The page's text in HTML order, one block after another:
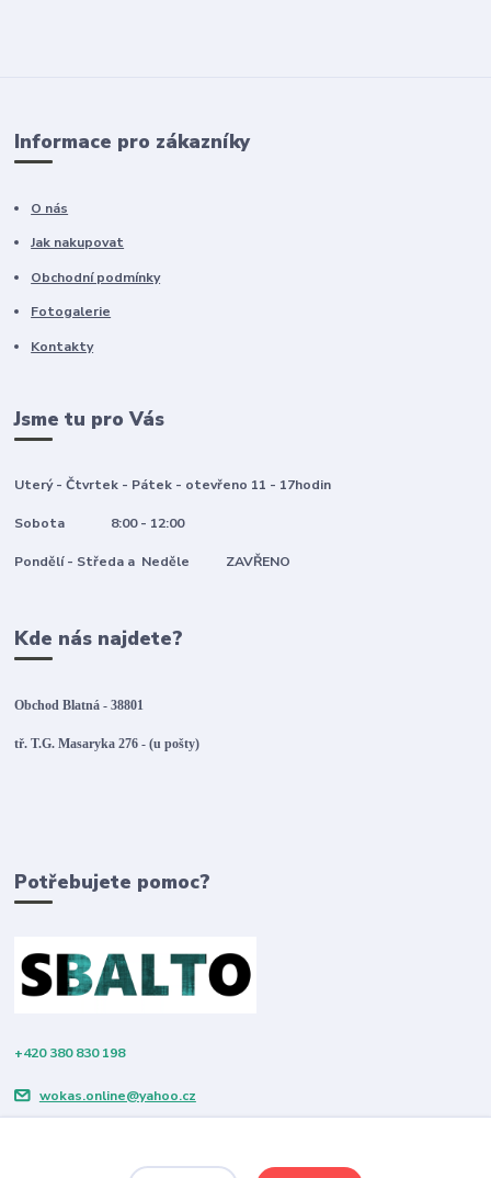
Informace pro zákazníky
O nás
Jak nakupovat
Obchodní podmínky
Fotogalerie
Kontakty
Jsme tu pro Vás
Uterý - Čtvrtek - Pátek - otevřeno 11 - 17hodin
Sobota 8:00 - 12:00
Pondělí - Středa a Neděle ZAVŘENO
Kde nás najdete?
Obchod Blatná - 38801
tř. T.G. Masaryka 276 - (u pošty)
Potřebujete pomoc?
+420 380 830 198
wokas.online@yahoo.cz